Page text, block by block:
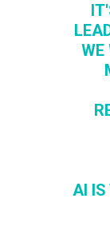
WE
AI IS